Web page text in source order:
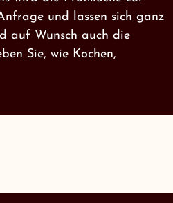
und lassen sich ganz
auf Wunsch auch die
Sie, wie Kochen,